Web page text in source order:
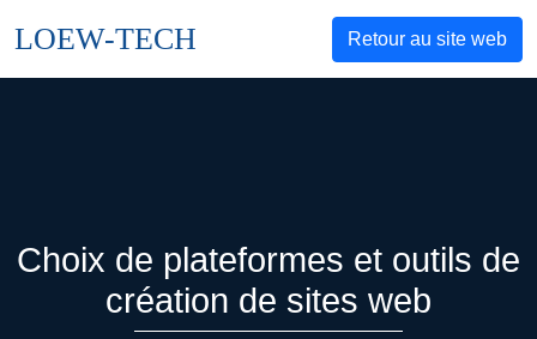
LOEW-TECH Retour au site web
Choix de plateformes et outils de
création de sites web